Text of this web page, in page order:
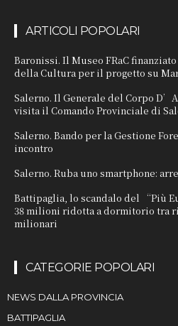
ARTICOLI POPOLARI
Baronissi. Il Museo FRaC
della Cultura per il progetto su
Salerno. Il Generale del Corpo
visita il Comando Provinciale di
Salerno. Bando per la Gestione
incontro
Salerno. Ruba uno smartphone:
Battipaglia, lo scandalo del “Più
38 milioni ridotta a dormitorio tra
milionari
CATEGORIE POPOLARI
NEWS DALLA PROVINCIA
BATTIPAGLIA